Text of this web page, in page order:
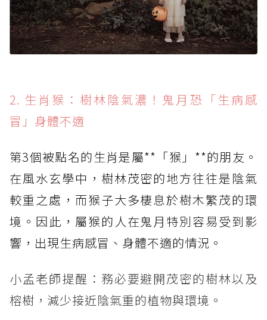
2. 生肖猴：樹林陰氣濃！鬼月恐「生病感
冒」身體不適
第3個被點名的生肖是屬**「猴」**的朋友。
在風水玄學中，樹林茂密的地方往往是陰氣
較重之處，而猴子大多棲息於樹木繁茂的環
境。因此，屬猴的人在鬼月特別容易受到影
響，出現生病感冒、身體不適的情況。
小孟老師提醒：務必要避開茂密的樹林以及
榕樹，減少接近陰氣重的植物與環境。